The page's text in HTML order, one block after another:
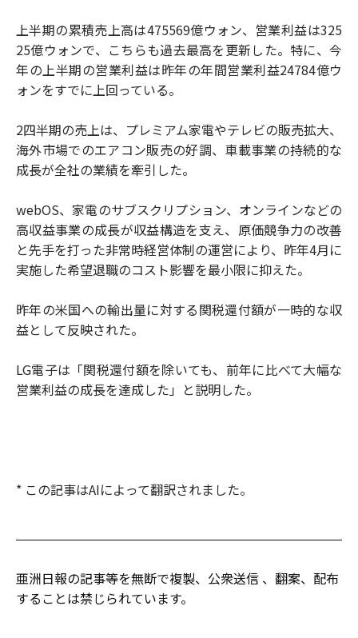
上半期の累積売上高は475569億ウォン、営業利益は325
25億ウォンで、こちらも過去最高を更新した。特に、今
年の上半期の営業利益は昨年の年間営業利益24784億ウ
ォンをすでに上回っている。
2四半期の売上は、プレミアム家電やテレビの販売拡大、
海外市場でのエアコン販売の好調、車載事業の持続的な
成長が全社の業績を牽引した。
webOS、家電のサブスクリプション、オンラインなどの
高収益事業の成長が収益構造を支え、原価競争力の改善
と先手を打った非常時経営体制の運営により、昨年4月に
実施した希望退職のコスト影響を最小限に抑えた。
昨年の米国への輸出量に対する関税還付額が一時的な収
益として反映された。
LG電子は「関税還付額を除いても、前年に比べて大幅な
営業利益の成長を達成した」と説明した。
* この記事はAIによって翻訳されました。
亜洲日報の記事等を無断で複製、公衆送信 、翻案、配布
することは禁じられています。